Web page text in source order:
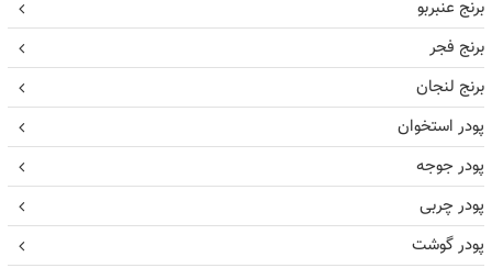
برنج عنبربو
برنج فجر
برنج لنجان
پودر استخوان
پودر جوجه
پودر چربی
پودر گوشت